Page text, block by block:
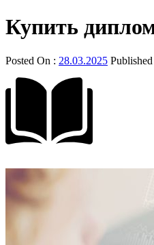
Купить
Posted On : 28.03.2025